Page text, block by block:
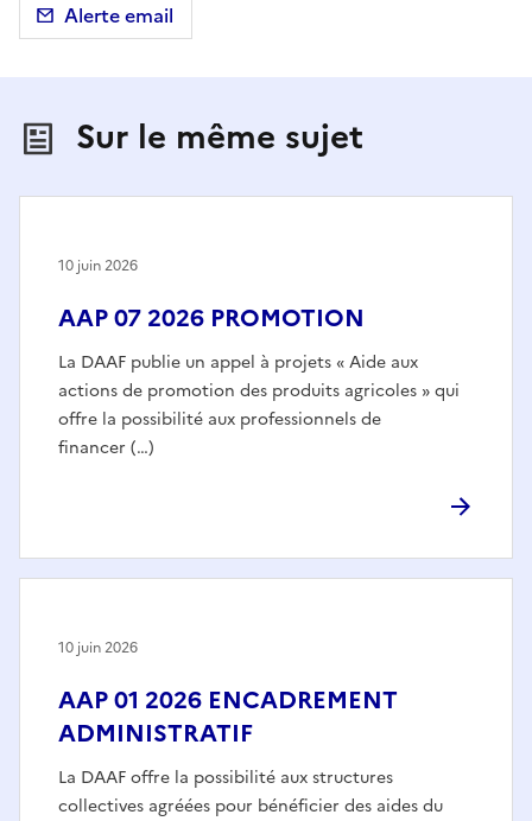
Alerte email
Sur le même sujet
AAP 07 2026 PROMOTION
La DAAF publie un appel à projets « Aide aux
actions de promotion des produits agricoles » qui
offre la possibilité aux professionnels de
financer (…)
10 juin 2026
AAP 01 2026 ENCADREMENT
ADMINISTRATIF
La DAAF offre la possibilité aux structures
collectives agréées pour bénéficier des aides du
10 juin 2026